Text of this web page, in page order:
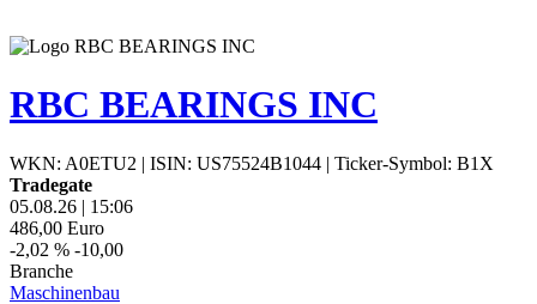
RBC BEARINGS INC
WKN: A0ETU2 | ISIN: US75524B1044 | Ticker-Symbol: B1X
Tradegate
05.08.26 | 15:06
486,00 Euro
-2,02 % -10,00
Branche
Maschinenbau